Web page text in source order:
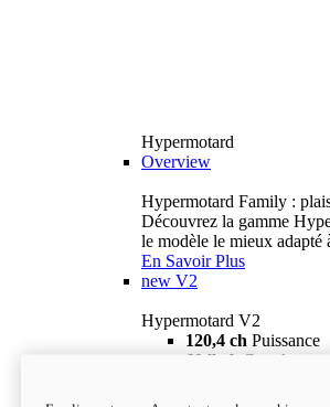
Hypermotard
Overview
Hypermotard Family :
Découvrez la gamme
le modèle le mieux adapté
En Savoir Plus
new V2
Hypermotard V2
120,4 ch Puissance
69 lb-ft
Couple
18 895 $